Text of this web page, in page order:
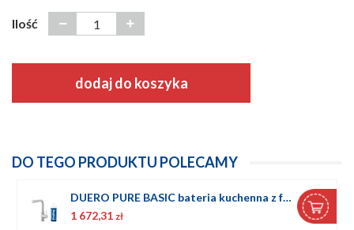
Ilość
dodaj do koszyka
DO TEGO PRODUKTU POLECAMY
DUERO PURE BASIC bateria kuchenna z funkcją filtracji wody, INOX + zestaw filtrujący PROFINE BLUE "S"
1 672,31 zł